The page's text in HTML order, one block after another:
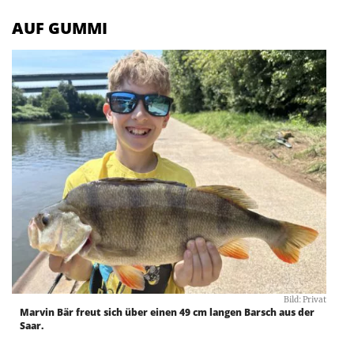
AUF GUMMI
Bild: Privat
Marvin Bär freut sich über einen 49 cm langen Barsch aus der
Saar.